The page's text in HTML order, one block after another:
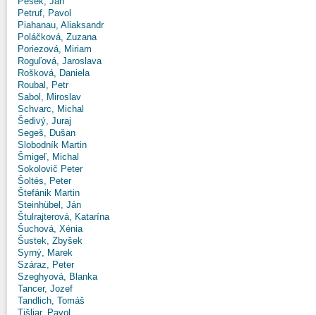
Petruf, Pavol
Piahanau, Aliaksandr
Poláčková, Zuzana
Poriezová, Miriam
Roguľová, Jaroslava
Rošková, Daniela
Roubal, Petr
Sabol, Miroslav
Schvarc, Michal
Šedivý, Juraj
Segeš, Dušan
Slobodník Martin
Šmigeľ, Michal
Sokolovič Peter
Šoltés, Peter
Štefánik Martin
Steinhübel, Ján
Štulrajterová, Katarína
Šuchová, Xénia
Šustek, Zbyšek
Syrný, Marek
Száraz, Peter
Szeghyová, Blanka
Tancer, Jozef
Tandlich, Tomáš
Tišliar, Pavol